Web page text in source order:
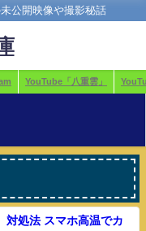
公開映像や撮影秘話
YouTube「八重雲」
対処法 スマホ高温でカ